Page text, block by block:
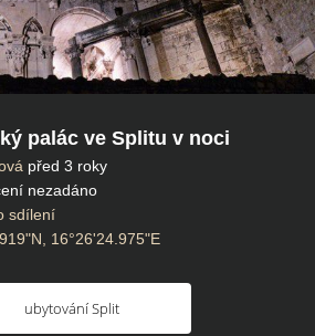
palác ve Splitu v noci
před 3 roky
nezadáno
sdílení
16°26'24.975"E
ubytování Split